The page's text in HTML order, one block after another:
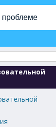
проблеме